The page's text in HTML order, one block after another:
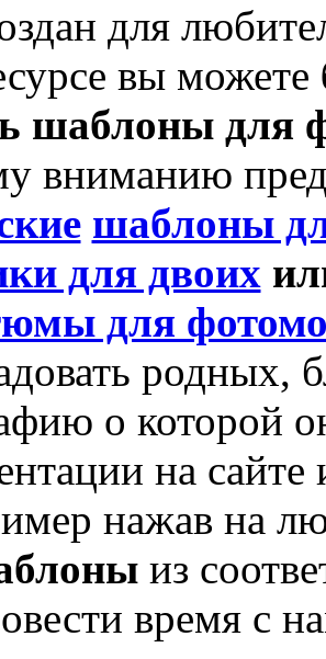
для
вы можете
шаблоны для
вниманию
шаблоны
для двоих
для
родных,
о которой
на сайте
нажав на
из
время с